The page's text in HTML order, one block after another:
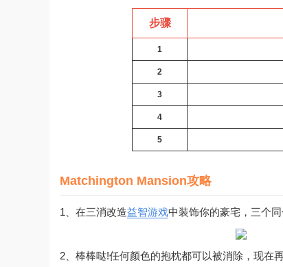
步骤
1
2
3
4
5
Matchington Mansion攻略
1、在三消改造益智游戏中装饰你的豪宅，三个
2、棒棒哒!任何颜色的抱枕都可以被消除，现在